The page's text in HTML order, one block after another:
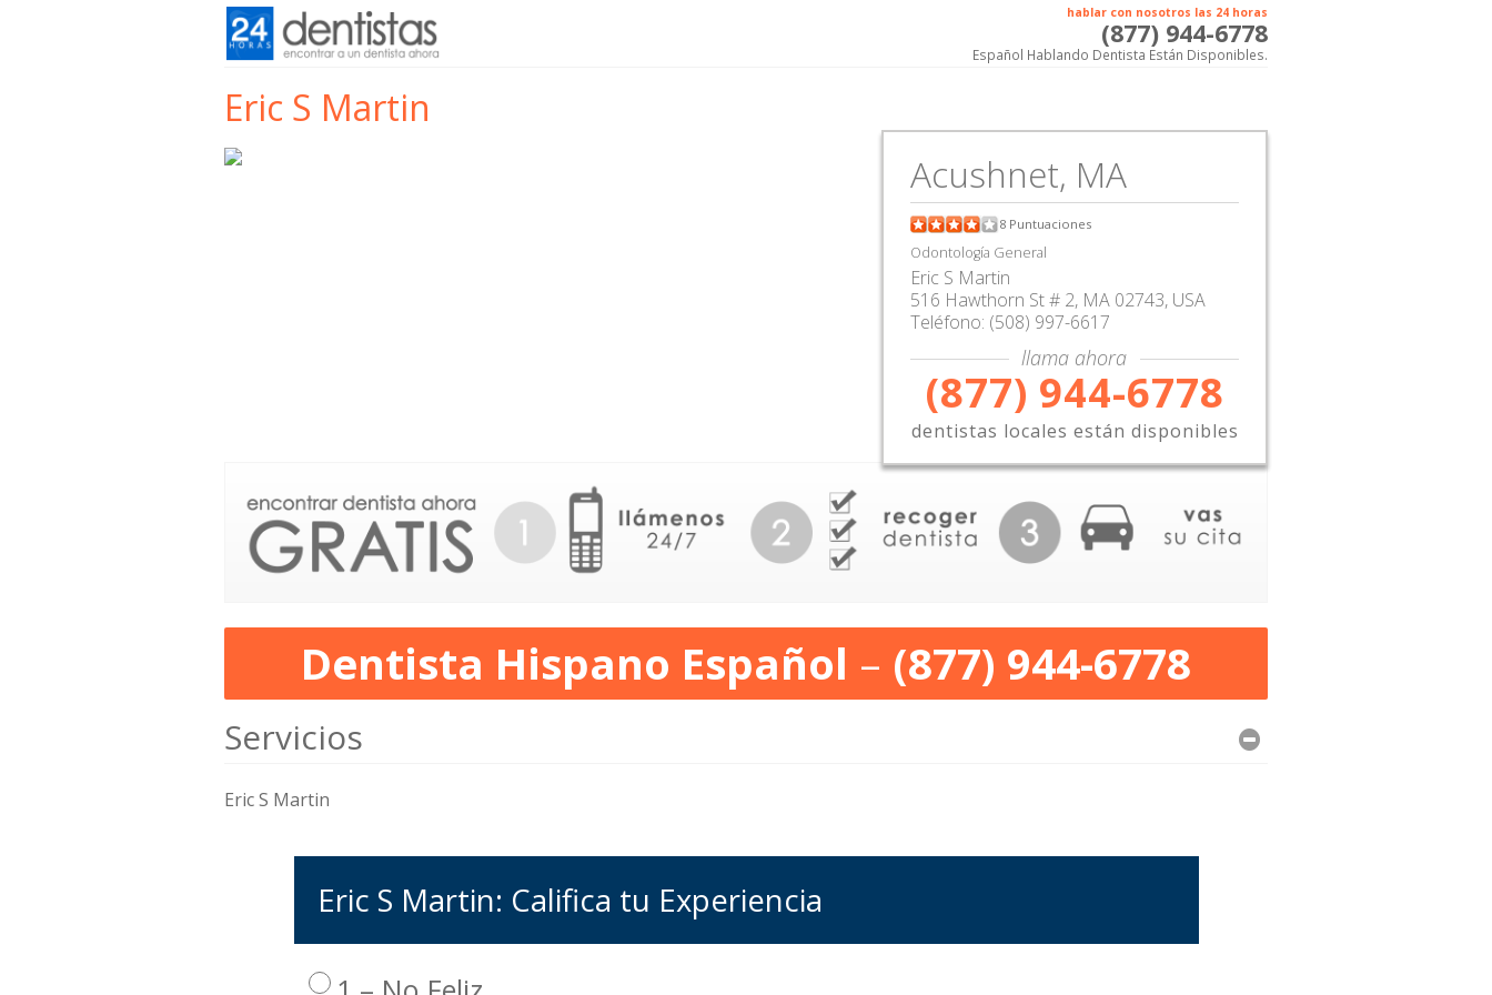
hablar con nosotros las 24 horas
(877) 944-6778
Español Hablando Dentista Están Disponibles.
Eric S Martin
Acushnet, MA
8 Puntuaciones
Odontología General
Eric S Martin
516 Hawthorn St # 2, MA 02743, USA
Teléfono: (508) 997-6617
llama ahora
(877) 944-6778
dentistas locales están disponibles
Dentista Hispano Español – (877) 944-6778
Servicios
Eric S Martin
Eric S Martin: Califica tu Experiencia